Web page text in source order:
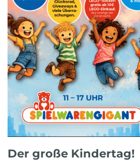
Der große Kindertag!